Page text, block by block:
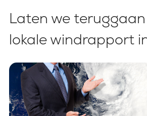
Laten we
lokale windrapport